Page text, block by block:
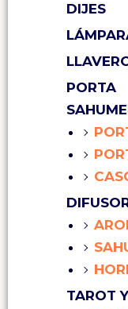
DIJES
PORTA
TAROT